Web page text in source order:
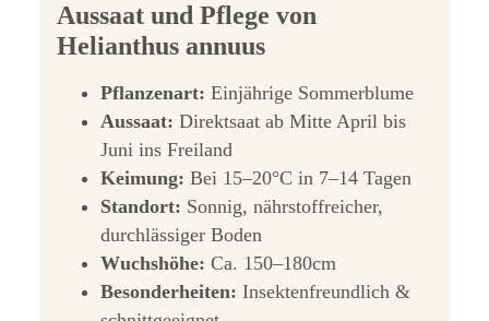
Aussaat und Pflege von
Helianthus annuus
Pflanzenart: Einjährige Sommerblume
Aussaat: Direktsaat ab Mitte April bis
Juni ins Freiland
Keimung: Bei 15–20°C in 7–14 Tagen
Standort: Sonnig, nährstoffreicher,
durchlässiger Boden
Wuchshöhe: Ca. 150–180cm
Besonderheiten: Insektenfreundlich &